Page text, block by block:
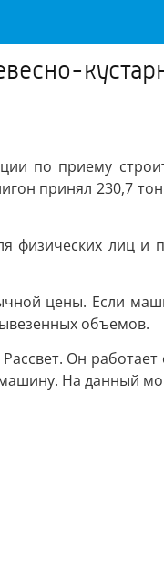
по приему
принял 230,7
физических лиц и
цены. Если
объемов.
Он
На данный